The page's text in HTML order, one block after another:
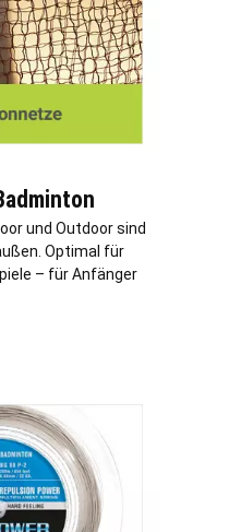
und Outdoor sind
Optimal für
– für Anfänger